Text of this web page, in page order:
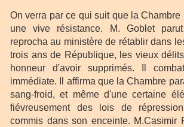
On verra par ce qui suit que la
une vive résistance. M. Goblet
reprocha au ministère de rétablir dans
trois ans de République, les vieux
honneur d'avoir supprimés. Il
immédiate. Il affirma que la Chambre
sang-froid, et même d'une certaine
fiévreusement des lois de
commis dans son enceinte. M.Casimir